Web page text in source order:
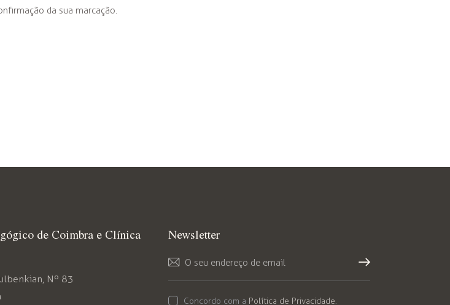
da sua marcação.
de Coimbra e Clínica
Nº 83
Newsletter
Subs
Concordo com a Política de Privacidade.